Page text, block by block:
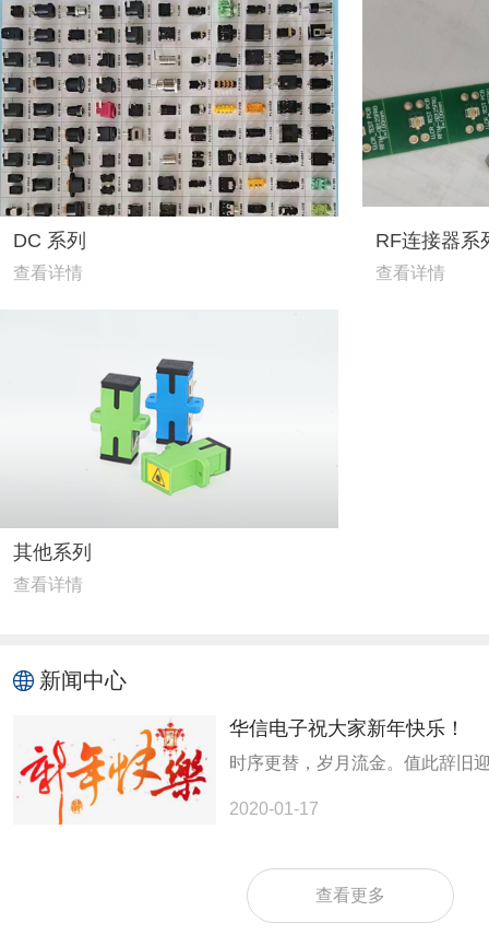
DC 系列
查看详情
RF连接器系
查看详情
其他系列
查看详情
新闻中心
华信电子祝大家新年快乐！
2020-01-17
查看更多